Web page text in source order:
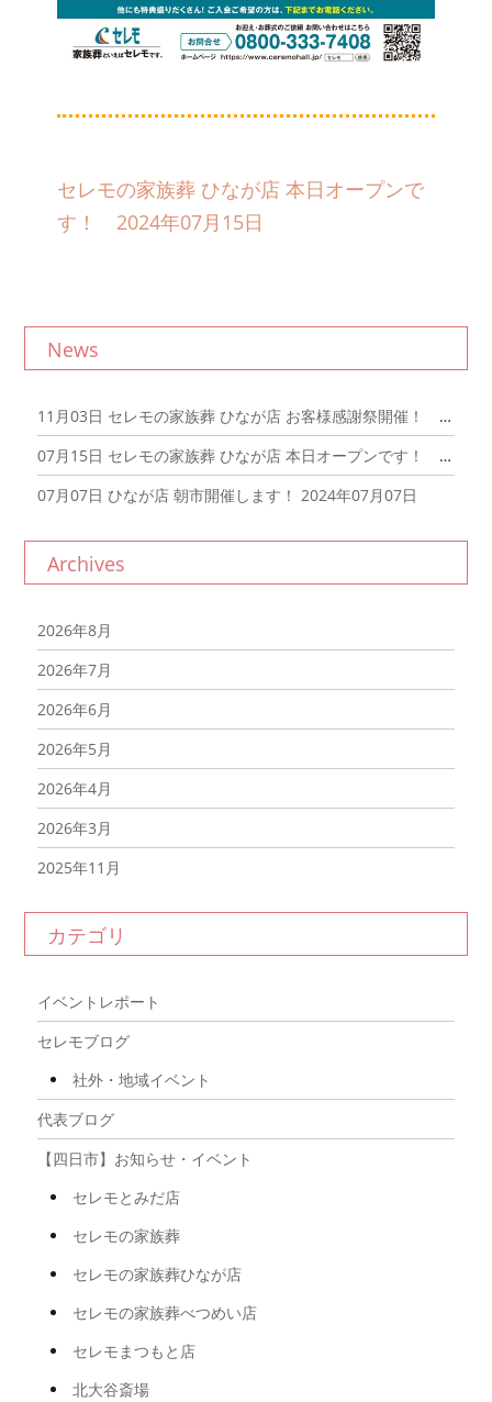
セレモの家族葬 ひなが店 本日オープンで
す！ 2024年07月15日
News
11月03日 セレモの家族葬 ひなが店 お客様感謝祭開催！ 2024年11月03日
07月15日 セレモの家族葬 ひなが店 本日オープンです！ 2024年07月15日
07月07日 ひなが店 朝市開催します！ 2024年07月07日
Archives
2026年8月
2026年7月
2026年6月
2026年5月
2026年4月
2026年3月
2025年11月
2025年10月
2025年9月
2025年7月
2025年5月
2025年4月
2024年12月
2024年11月
2024年8月
カテゴリ
イベントレポート
セレモブログ
社外・地域イベント
代表ブログ
【四日市】お知らせ・イベント
セレモとみだ店
セレモの家族葬
セレモの家族葬ひなが店
セレモの家族葬べつめい店
セレモまつもと店
北大谷斎場